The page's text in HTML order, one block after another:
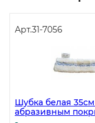
Арт.31-7056
Шубка белая
абразивным